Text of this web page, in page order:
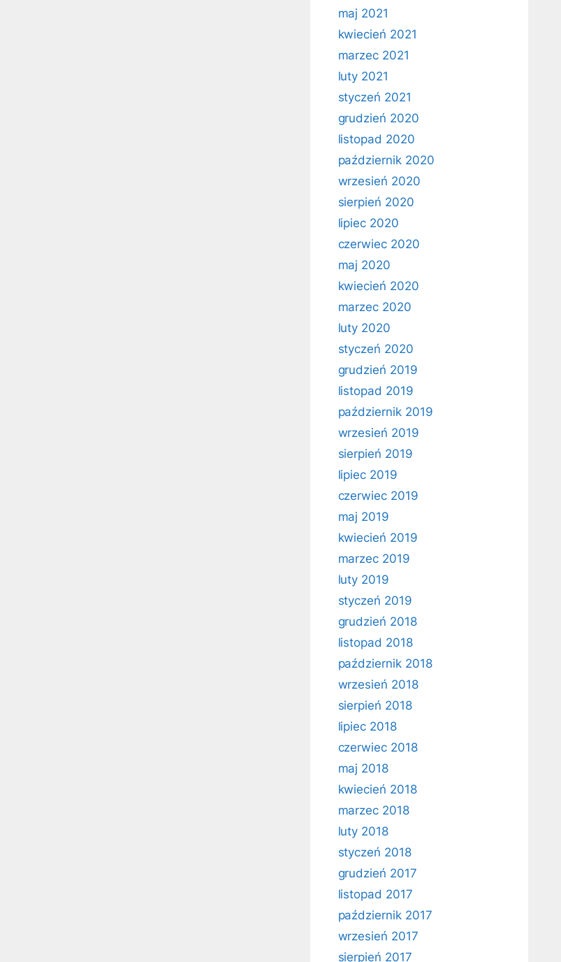
maj 2021
kwiecień 2021
marzec 2021
luty 2021
styczeń 2021
grudzień 2020
listopad 2020
październik 2020
wrzesień 2020
sierpień 2020
lipiec 2020
czerwiec 2020
maj 2020
kwiecień 2020
marzec 2020
luty 2020
styczeń 2020
grudzień 2019
listopad 2019
październik 2019
wrzesień 2019
sierpień 2019
lipiec 2019
czerwiec 2019
maj 2019
kwiecień 2019
marzec 2019
luty 2019
styczeń 2019
grudzień 2018
listopad 2018
październik 2018
wrzesień 2018
sierpień 2018
lipiec 2018
czerwiec 2018
maj 2018
kwiecień 2018
marzec 2018
luty 2018
styczeń 2018
grudzień 2017
listopad 2017
październik 2017
wrzesień 2017
sierpień 2017